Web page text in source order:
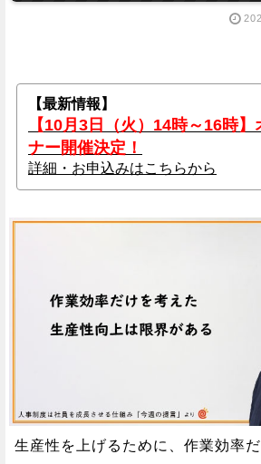
【最新情報】
【10月3日（火）14時～16時】
ナー開催決定！
詳細・お申込みはこちらから
生産性を上げるために、作業効率